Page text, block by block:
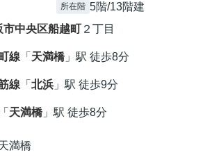
所在階 5階/13階建
市中央区船越町 ２丁目
線 「 天満橋」駅 徒歩8分
線 「 北浜 」駅 徒歩9分
「 天満橋」駅 徒歩8分
満橋